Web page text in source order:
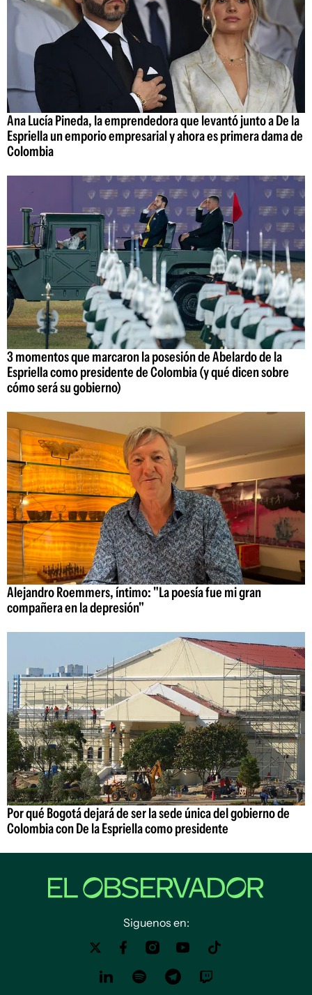
Ana Lucía Pineda, la emprendedora que levantó junto a De la
Espriella un emporio empresarial y ahora es primera dama de
Colombia
3 momentos que marcaron la posesión de Abelardo de la
Espriella como presidente de Colombia (y qué dicen sobre
cómo será su gobierno)
Alejandro Roemmers, íntimo: "La poesía fue mi gran
compañera en la depresión"
Por qué Bogotá dejará de ser la sede única del gobierno de
Colombia con De la Espriella como presidente
Siguenos en: